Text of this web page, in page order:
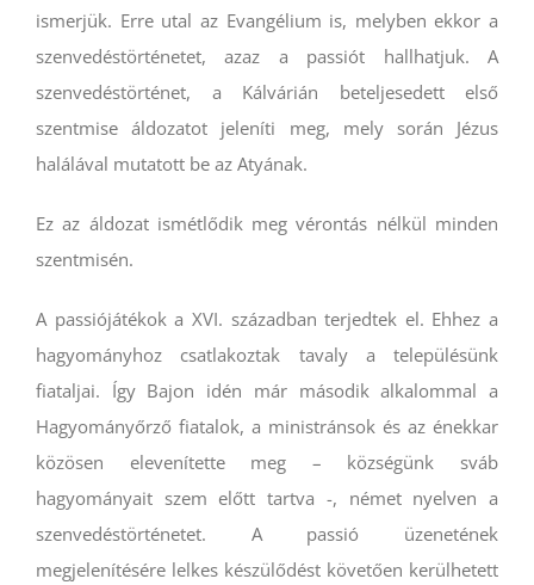
ismerjük. Erre utal az Evangélium is, melyben ekkor a
szenvedéstörténetet, azaz a passiót hallhatjuk. A
szenvedéstörténet, a Kálvárián beteljesedett első
szentmise áldozatot jeleníti meg, mely során Jézus
halálával mutatott be az Atyának.
Ez az áldozat ismétlődik meg vérontás nélkül minden
szentmisén.
A passiójátékok a XVI. században terjedtek el. Ehhez a
hagyományhoz csatlakoztak tavaly a településünk
fiataljai. Így Bajon idén már második alkalommal a
Hagyományőrző fiatalok, a ministránsok és az énekkar
közösen elevenítette meg – községünk sváb
hagyományait szem előtt tartva -, német nyelven a
szenvedéstörténetet. A passió üzenetének
megjelenítésére lelkes készülődést követően kerülhetett